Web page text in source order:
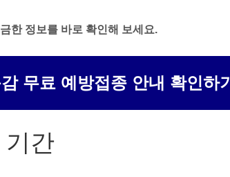
한 정보를 바로 확인해 보세요.
무료 예방접종 안내 확인하기
기간